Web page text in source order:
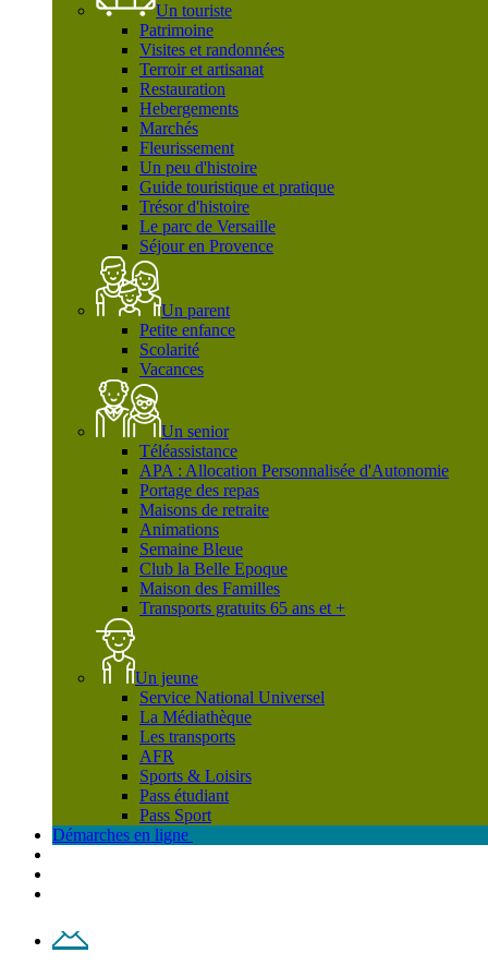
Un touriste
Patrimoine
Visites et randonnées
Terroir et artisanat
Restauration
Hebergements
Marchés
Fleurissement
Un peu d'histoire
Guide touristique et pratique
Trésor d'histoire
Le parc de Versaille
Séjour en Provence
Un parent
Petite enfance
Scolarité
Vacances
Un senior
Téléassistance
APA : Allocation Personnalisée d'Autonomie
Portage des repas
Maisons de retraite
Animations
Semaine Bleue
Club la Belle Epoque
Maison des Familles
Transports gratuits 65 ans et +
Un jeune
Service National Universel
La Médiathèque
Les transports
AFR
Sports & Loisirs
Pass étudiant
Pass Sport
Démarches en ligne
Contact